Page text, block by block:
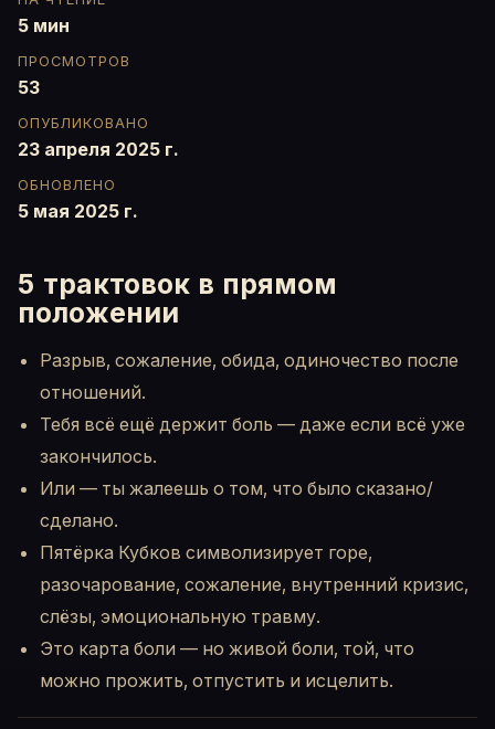
5 мин
ПРОСМОТРОВ
53
ОПУБЛИКОВАНО
23 апреля 2025 г.
ОБНОВЛЕНО
5 мая 2025 г.
5 трактовок в прямом
положении
Разрыв, сожаление, обида, одиночество после
отношений.
Тебя всё ещё держит боль — даже если всё уже
закончилось.
Или — ты жалеешь о том, что было сказано/
сделано.
Пятёрка Кубков символизирует горе,
разочарование, сожаление, внутренний кризис,
слёзы, эмоциональную травму.
Это карта боли — но живой боли, той, что
можно прожить, отпустить и исцелить.